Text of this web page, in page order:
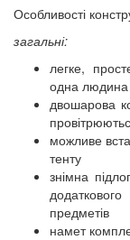
Особливості
загальні:
легке,
одна людина
двошарова
можливе
тенту
знімна
предметів
намет